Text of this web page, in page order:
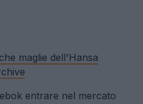
maglie dell'Hansa
entrare nel mercato